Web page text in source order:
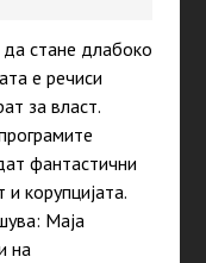
стане длабоко
е речиси
за власт.
фантастични
корупцијата.
Maja
на